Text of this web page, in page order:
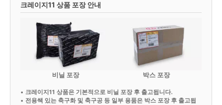
크레이지11 상품 포장 안내
비닐 포장 박스 포장
• 크레이지11 상품은 기본적으로 비닐 포장 후 출고됩니다.
• 전용쌕 있는 축구화 및 축구공 등 일부 용품은 박스 포장 후 출고됩